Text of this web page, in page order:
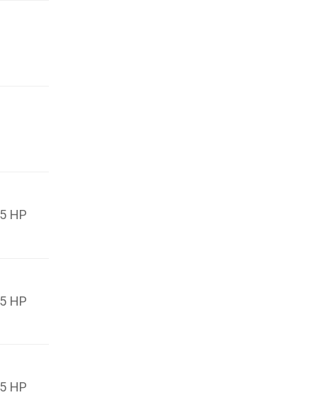
HP
HP
HP